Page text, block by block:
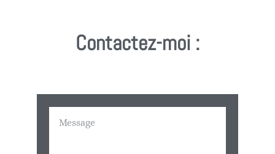
Contactez-moi :